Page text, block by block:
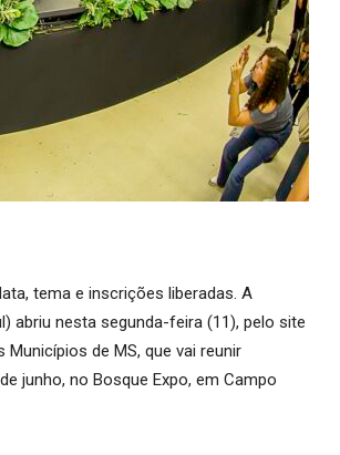
tema e inscrições liberadas. A
abriu nesta segunda-feira (11), pelo site
de MS, que vai reunir
junho, no Bosque Expo, em Campo